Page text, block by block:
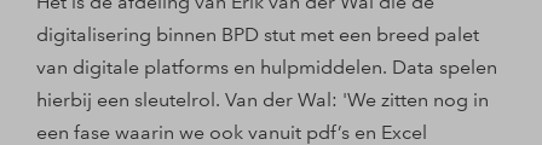
digitalisering binnen BPD stut met een breed palet
van digitale platforms en hulpmiddelen. Data spelen
hierbij een sleutelrol. Van der Wal: 'We zitten nog in
een fase waarin we ook vanuit pdf’s en Excel